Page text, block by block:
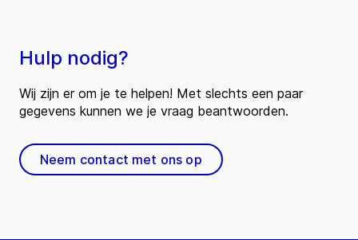
Hulp nodig?
Wij zijn er om je te helpen! Met slechts een paar
gegevens kunnen we je vraag beantwoorden.
Neem contact met ons op